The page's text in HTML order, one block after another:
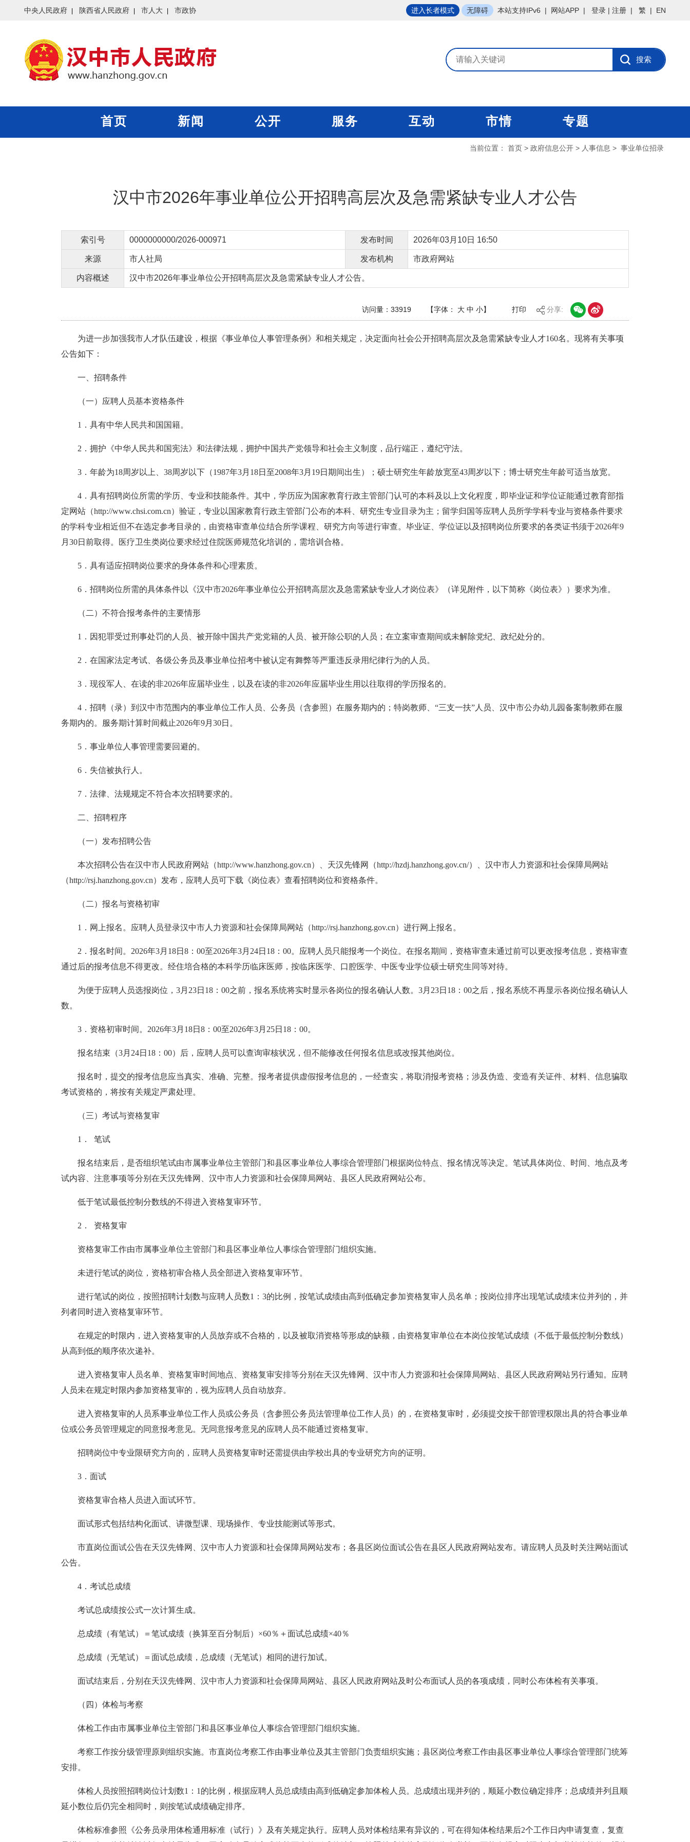
中央人民政府 陕西省人民政府 市人大 市政协 进入长者模式 无障碍 本站支持IPv6 | 网站APP | 登录 | 注册 | 繁 | EN
首页 新闻 公开 服务 互动 市情 专题
当前位置： 首页 > 政府信息公开 > 人事信息 > 事业单位招录
汉中市2026年事业单位公开招聘高层次及急需紧缺专业人才公告
索引号 0000000000/2026-000971 发布时间 2026年03月10日 16:50
来源 市人社局 发布机构 市政府网站
内容概述 汉中市2026年事业单位公开招聘高层次及急需紧缺专业人才公告。
访问量： 33919 【字体： 大 中 小】 打印 分享:
为进一步加强我市人才队伍建设，根据《事业单位人事管理条例》和相关规定，决定面向社会公开招聘高层次及急需紧缺专业人才160名。现将有关事项
公告如下：
一、招聘条件
（一）应聘人员基本资格条件
1．具有中华人民共和国国籍。
2．拥护《中华人民共和国宪法》 和法律法规，拥护中国共产党领导和社会主义制度，品行端正，遵纪守法。
3．年龄为18周岁以上、38周岁以下（1987年3月 18日至2008年3月 19日期间出生）； 硕士研究生年龄放宽至43周岁以下；博士研究生年龄可适当放宽。
4．具有招聘岗位所需的学历、专业和技能条件。其中，学历应为国家教育行政主管部门认可的本科及以上文化程度，即毕业证和学位证能通过教育部指
定网站（http://www.chsi.com.cn）验证，专业以国家教育行政主管部门公布的本科、研究生专业目录为主；留学归国等应聘人员所学学科专业与资格条件要求
的学科专业相近但不在选定参考目录的，由资格审查单位结合所学课程、研究方向等进行审查。毕业证、学位证以及招聘岗位所要求的各类证书须于2026年9
月30日前取得。医疗卫生类岗位要求经过住院医师规范化培训的，需培训合格。
5．具有适应招聘岗位要求的身体条件和心理素质。
6．招聘岗位所需的具体条件以《汉中市2026年事业单位公开招聘高层次及急需紧缺专业人才岗位表》（详见附件，以下简称《岗位表》）要求为准。
（二）不符合报考条件的主要情形
1．因犯罪受过刑事处罚的人员、被开除中国共产党党籍的人员、被开除公职的人员 ； 在立案审查期间或未解除党纪、政纪处分的。
2．在国家法定考试、各级公务员及事业单位招考中被认定有舞弊等严重违反录用纪律行为的人员。
3．现役军人、在读的非2026年应届毕业生，以及在读的非2026年应届毕业生用以往取得的学历报名的。
4．招聘（录）到汉中市范围内的事业单位工作人员、公务员（含参照）在服务期内的 ； 特岗教师、“三支一扶”人员、汉中市公办幼儿园备案制教师在服
务期内的。服务期计算时间截止2026年9月30日。
5．事业单位人事管理需要回避的。
6．失信被执行人 。
7．法律、法规规定不符合本次招聘要求的。
二、招聘程序
（一）发布招聘公告
本次招聘公告在汉中市人民政府网站（http://www.hanzhong.gov.cn）、 天汉先锋网（http://hzdj.hanzhong.gov.cn/）、 汉中市人力资源和社会保障局网站
（http://rsj.hanzhong.gov.cn）发布，应聘人员可下载《岗位表》查看招聘岗位和资格条件。
（二）报名与资格初审
1．网上报名。应聘人员登录汉中市人力资源和社会保障局网站（http://rsj.hanzhong.gov.cn）进行网上报名。
2．报名时间。2026年3月 18日8：00至2026年3月 24日18：00。应聘人员只能报考一个岗位。在报名期间，资格审查未通过前可以更改报考信息，资格审查
通过后的报考信息不得更改。经住培合格的本科学历临床医师，按临床医学、口腔医学、中医专业学位硕士研究生同等对待。
为便于应聘人员选报岗位， 3月 23日18：00之前，报名系统将实时显示各岗位的报名确认人数。 3月 23日18：00之后，报名系统不再显示各岗位报名确认人
数。
3．资格初审时间。2026年3月 18日8：00至2026年3月 25日18：00。
报名结束（3月 24日18：00）后，应聘人员可以查询审核状况，但不能修改任何报名信息或改报其他岗位。
报名时，提交的报考信息应当真实、准确、完整。报考者提供虚假报考信息的，一经查实，将取消报考资格；涉及伪造、变造有关证件、材料、信息骗取
考试资格的，将按有关规定严肃处理。
（三）考试与资格复审
1． 笔试
报名结束后，是否组织笔试由市属事业单位主管部门和县区事业单位人事综合管理部门根据岗位特点、报名情况等决定。笔试具体岗位、时间、地点及考
试内容、注意事项等分别在天汉先锋网、汉中市人力资源和社会保障局网站、县区人民政府网站公布。
低于笔试最低控制分数线的不得进入资格复审环节。
2． 资格复审
资格复审工作由市属事业单位主管部门和县区事业单位人事综合管理部门组织实施。
未进行笔试的岗位，资格初审合格人员全部进入资格复审环节。
进行笔试的岗位，按照招聘计划数与应聘人员数1：3的比例，按笔试成绩由高到低确定参加资格复审人员名单；按岗位排序出现笔试成绩末位并列的，并
列者同时进入资格复审环节。
在规定的时限内，进入资格复审的人员放弃或不合格的，以及被取消资格等形成的缺额，由资格复审单位在本岗位按笔试成绩（不低于最低控制分数线）
从高到低的顺序依次递补。
进入资格复审人员名单、资格复审时间地点、资格复审安排等分别在天汉先锋网、汉中市人力资源和社会保障局网站、县区人民政府网站另行通知。应聘
人员未在规定时限内参加资格复审的，视为应聘人员自动放弃。
进入资格复审的人员系事业单位工作人员或公务员（含参照公务员法管理单位工作人员）的，在资格复审时，必须提交按干部管理权限出具的符合事业单
位或公务员管理规定的同意报考意见。无同意报考意见的应聘人员不能通过资格复审。
招聘岗位中专业限研究方向的，应聘人员资格复审时还需提供由学校出具的专业研究方向的证明。
3．面试
资格复审合格人员进入面试环节。
面试形式包括结构化面试、讲微型课、 现场操作、 专业技能测试等形式。
市直岗位面试公告在天汉先锋网
汉中市人力资源和社会保障局网站发布；各县区岗位面试公告在县区人民政府网站发布。请应聘人员及时关注网站面试
公告。
4．考试总成绩
考试总成绩按公式一次计算生成。
总成绩（有笔试）＝笔试成绩（换算至百分制后）×60％＋面试总 成绩×40％
总成绩（无笔试）＝面试总 成绩，总成绩（无笔试）相同的进行加试。
面试结束后，分别在天汉先锋网 汉中市人力资源和社会保障局网站 县区人民政府网站及时公布面试人员的各项成绩，同时公布体检有关事项。
（四）体检与考察
体检工作由市属事业单位主管部门和县区事业单位人事综合管理部门组织实施。
考察工作按分级管理原则组织实施。市直岗位考察工作由事业单位及其主管部门负责组织实施；县区岗位考察工作由县区事业单位人事综合管理部门统筹
安排。
体检人员按照招聘岗位计划数1：1的比例，根据应聘人员总成绩由高到低确定参加体检人员。总成绩出现并列的，顺延小数位确定排序；总成绩并列且顺
延小数位后仍完全相同时，则按笔试成绩确定排序。
体检标准参照《公务员录用体检通用标准（试行）》及有关规定执行。应聘人员对体检结果有异议的，可在得知体检结果后2个工作日内申请复查，复查